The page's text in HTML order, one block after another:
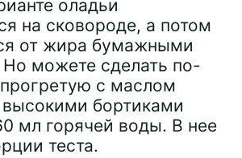
оладьи
на сковороде, а потом
от жира бумажными
можете сделать по-
с маслом
бортиками
мл горячей воды. В нее
теста.